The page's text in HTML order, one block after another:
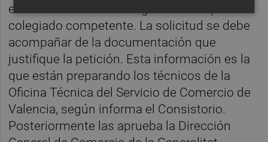
exista un acuerdo del órgano municipal
colegiado competente. La solicitud se debe
acompañar de la documentación que
justifique la petición. Esta información es la
que están preparando los técnicos de la
Oficina Técnica del Servicio de Comercio de
Valencia, según informa el Consistorio.
Posteriormente las aprueba la Dirección